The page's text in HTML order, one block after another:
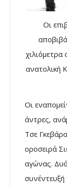
Οι
ανατολική
Οι
άντρες,
Τσε
οροσειρά
αγώνας.